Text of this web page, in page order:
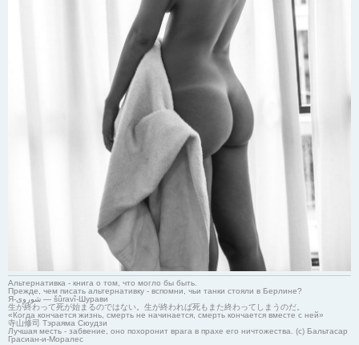
Альтернативка - книга о том, что могло бы быть.
Прежде, чем писать альтернативку - вспомни, чьи танки стояли в Берлине?
Я-شوروی — šûravî-Шурави
生が終わって死が始まるのではない。生が終われば死もまた終わってしまうのだ。
«Когда кончается жизнь, смерть не начинается, смерть кончается вместе с ней»
寺山修司 Тэраяма Сюудзи
Лучшая месть - забвение, оно похоронит врага в прахе его ничтожества. (с) Бальтасар
Грасиан-и-Моралес